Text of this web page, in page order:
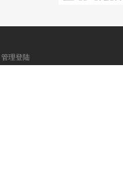
管理登陆